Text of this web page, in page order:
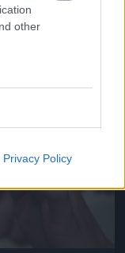
other
Privacy Policy